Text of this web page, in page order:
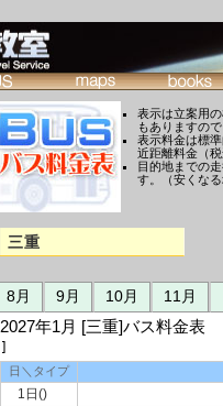
表示は立案用
もありますの
表示料金は標
近距離料金（
目的地までの
す。（安くな
三重
8月 9月 10月 11月
2027年1月 [三重]バス料金
]
日＼タイプ
1日()